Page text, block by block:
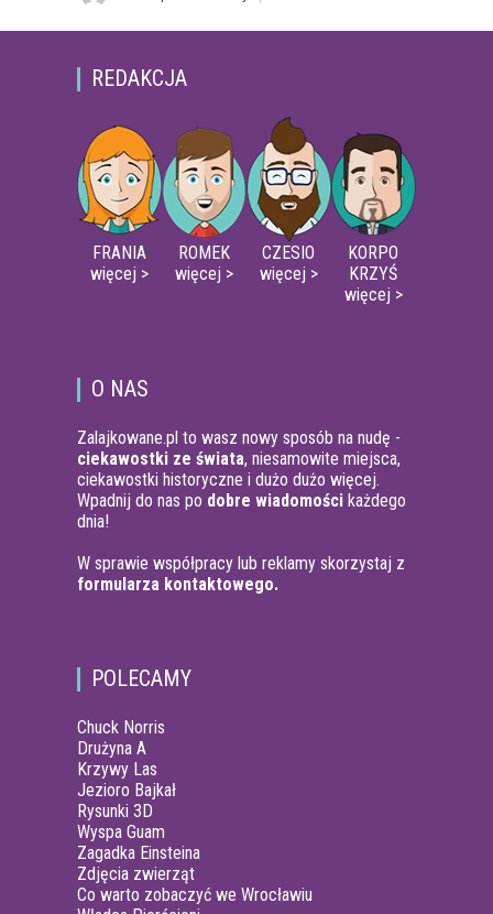
REDAKCJA
FRANIA
więcej >
ROMEK
więcej >
CZESIO
więcej >
KORPO
KRZYŚ
więcej >
O NAS
Zalajkowane.pl to wasz nowy sposób na nudę -
ciekawostki ze świata, niesamowite miejsca,
ciekawostki historyczne i dużo dużo więcej.
Wpadnij do nas po dobre wiadomości każdego
dnia!
W sprawie współpracy lub reklamy skorzystaj z
formularza kontaktowego.
POLECAMY
Chuck Norris
Drużyna A
Krzywy Las
Jezioro Bajkał
Rysunki 3D
Wyspa Guam
Zagadka Einsteina
Zdjęcia zwierząt
Co warto zobaczyć we Wrocławiu